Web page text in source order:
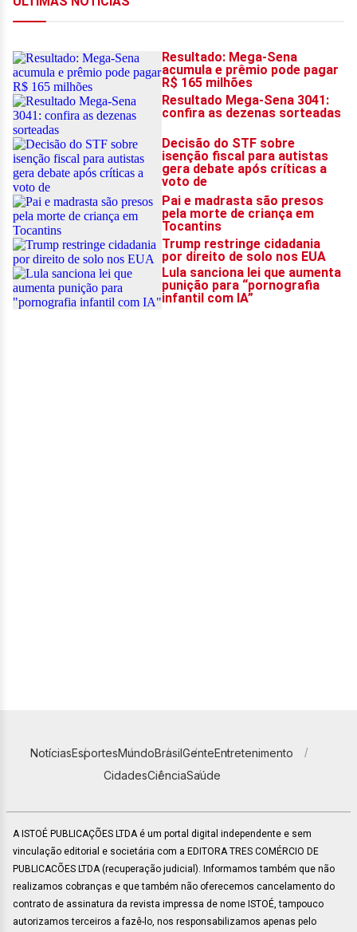
NotíciasEsportesMundoBrasilGenteEntretenimento
CidadesCiênciaSaúde
A ISTOÉ PUBLICAÇÕES LTDA é um portal digital independente e sem
vinculação editorial e societária com a EDITORA TRES COMÉRCIO DE
PUBLICACÕES LTDA (recuperação judicial). Informamos também que não
realizamos cobranças e que também não oferecemos cancelamento do
contrato de assinatura da revista impressa de nome ISTOÉ, tampouco
autorizamos terceiros a fazê-lo, nos responsabilizamos apenas pelo